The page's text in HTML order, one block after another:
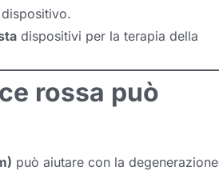
dispositivi per la terapia della
rossa può
può aiutare con la degenerazione